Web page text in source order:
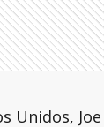
Unidos,